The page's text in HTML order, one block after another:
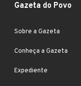
Gazeta do Povo
Sobre a Gazeta
Conheça a Gazeta
Expediente